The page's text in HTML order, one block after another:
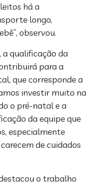
há a
longo,
observou.
a qualificação da
para a
que corresponde a
investir muito na
o pré-natal e a
da equipe que
especialmente
de cuidados
o trabalho